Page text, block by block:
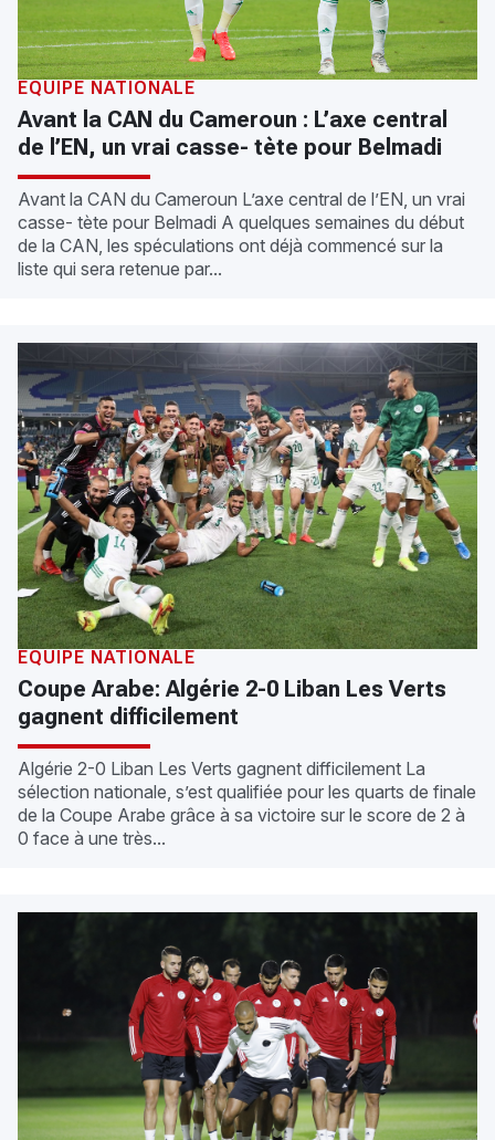
ÉQUIPE NATIONALE
Avant la CAN du Cameroun : L’axe central
de l’EN, un vrai casse- tète pour Belmadi
Avant la CAN du Cameroun L’axe central de l’EN, un vrai
casse- tète pour Belmadi A quelques semaines du début
de la CAN, les spéculations ont déjà commencé sur la
liste qui sera retenue par...
ÉQUIPE NATIONALE
Coupe Arabe: Algérie 2-0 Liban Les Verts
gagnent difficilement
Algérie 2-0 Liban Les Verts gagnent difficilement La
sélection nationale, s’est qualifiée pour les quarts de finale
de la Coupe Arabe grâce à sa victoire sur le score de 2 à
0 face à une très...